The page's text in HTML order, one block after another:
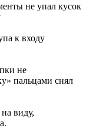
не упал кусок
к входу
не
пальцами снял
виду,